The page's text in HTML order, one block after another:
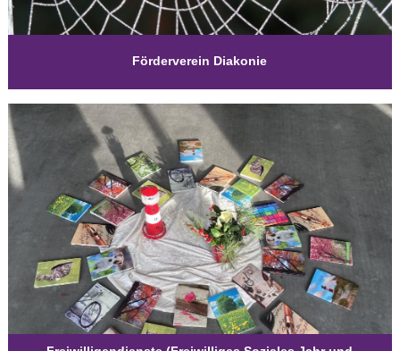
Förderverein Diakonie